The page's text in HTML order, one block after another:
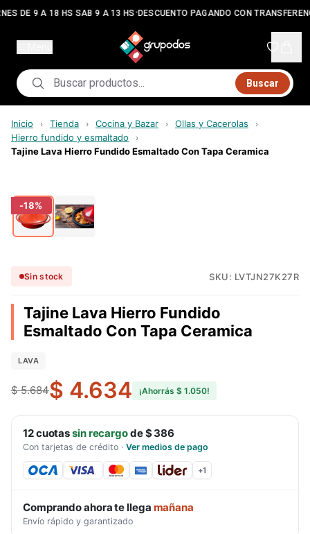
DE 9 A 18 HS SAB 9 A 13 HS•DESCUENTO PAGANDO CON
Buscar
Inicio › Tienda › Cocina y Bazar › Ollas y Cacerolas ›
Hierro fundido y esmaltado ›
Tajine Lava Hierro Fundido Esmaltado Con Tapa Ceramica
-18%
Sin stock SKU: LVTJN27K27R
Tajine Lava Hierro Fundido
Esmaltado Con Tapa Ceramica
LAVA
$ 5.684$ 4.634 ¡Ahorrás $ 1.050!
12cuotassin recargode$ 386
Con tarjetas de crédito · Ver medios de pago
+1
Comprando ahora te llega mañana
Envío rápido y garantizado